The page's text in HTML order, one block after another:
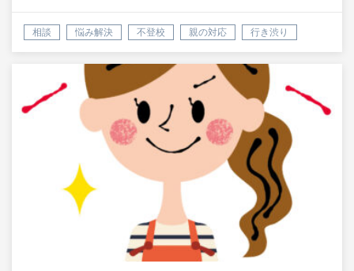
相談 悩み解決 不登校 親の対応 行き渋り